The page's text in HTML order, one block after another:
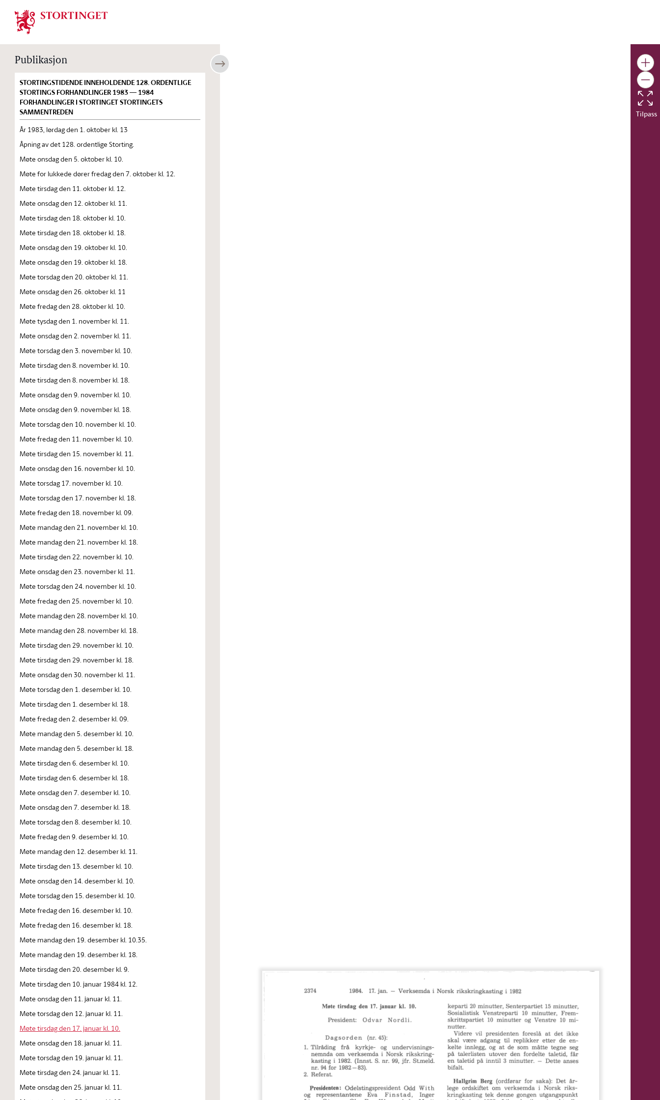
Stortinget.no
Publikasjon
STORTINGSTIDENDE INNEHOLDENDE 128. ORDENTLIGE
STORTINGS FORHANDLINGER 1983 — 1984
FORHANDLINGER I STORTINGET STORTINGETS
SAMMENTREDEN
År 1983, lørdag den 1. oktober kl. 13
Åpning av det 128. ordentlige Storting.
Møte onsdag den 5. oktober kl. 10.
Møte for lukkede dører fredag den 7. oktober kl. 12.
Møte tirsdag den 11. oktober kl. 12.
Møte onsdag den 12. oktober kl. 11.
Møte tirsdag den 18. oktober kl. 10.
Møte tirsdag den 18. oktober kl. 18.
Møte onsdag den 19. oktober kl. 10.
Møte onsdag den 19. oktober kl. 18.
Møte torsdag den 20. oktober kl. 11.
Møte onsdag den 26. oktober kl. 11
Møte fredag den 28. oktober kl. 10.
Møte tysdag den 1. november kl. 11.
Møte onsdag den 2. november kl. 11.
Møte torsdag den 3. november kl. 10.
Møte tirsdag den 8. november kl. 10.
Møte tirsdag den 8. november kl. 18.
Møte onsdag den 9. november kl. 10.
Møte onsdag den 9. november kl. 18.
Møte torsdag den 10. november kl. 10.
Møte fredag den 11. november kl. 10.
Møte tirsdag den 15. november kl. 11.
Møte onsdag den 16. november kl. 10.
Møte torsdag 17. november kl. 10.
Møte torsdag den 17. november kl. 18.
Møte fredag den 18. november kl. 09.
Møte mandag den 21. november kl. 10.
Møte mandag den 21. november kl. 18.
Møte tirsdag den 22. november kl. 10.
Møte onsdag den 23. november kl. 11.
Møte torsdag den 24. november kl. 10.
Møte fredag den 25. november kl. 10.
Møte mandag den 28. november kl. 10.
Møte mandag den 28. november kl. 18.
Møte tirsdag den 29. november kl. 10.
Møte tirsdag den 29. november kl. 18.
Møte onsdag den 30. november kl. 11.
Møte torsdag den 1. desember kl. 10.
Møte tirsdag den 1. desember kl. 18.
Møte fredag den 2. desember kl. 09.
Møte mandag den 5. desember kl. 10.
Møte mandag den 5. desember kl. 18.
Møte tirsdag den 6. desember kl. 10.
Møte tirsdag den 6. desember kl. 18.
Møte onsdag den 7. desember kl. 10.
Møte onsdag den 7. desember kl. 18.
Møte torsdag den 8. desember kl. 10.
Møte fredag den 9. desember kl. 10.
Møte mandag den 12. desember kl. 11.
Møte tirsdag den 13. desember kl. 10.
Møte onsdag den 14. desember kl. 10.
Møte torsdag den 15. desember kl. 10.
Møte fredag den 16. desember kl. 10.
Møte fredag den 16. desember kl. 18.
Møte mandag den 19. desember kl. 10.35.
Møte mandag den 19. desember kl. 18.
Møte tirsdag den 20. desember kl. 9.
Møte tirsdag den 10. januar 1984 kl. 12.
Møte onsdag den 11. januar kl. 11.
Møte torsdag den 12. januar kl. 11.
Møte tirsdag den 17. januar kl. 10.
Møte onsdag den 18. januar kl. 11.
Møte torsdag den 19. januar kl. 11.
Møte tirsdag den 24. januar kl. 11.
Møte onsdag den 25. januar kl. 11.